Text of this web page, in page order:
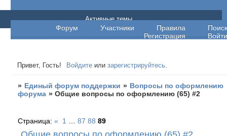
Единый форум поддержки
Форум Участники Правила
Поиск
Регистрация
Войти
Активные темы
Привет, Гость! Войдите илизарегистрируйтесь.
» Единый форум поддержки » Вопросы по оформлению
форума »Общие вопросы по оформлению (65) #2
Страница:« 1 87 88 89